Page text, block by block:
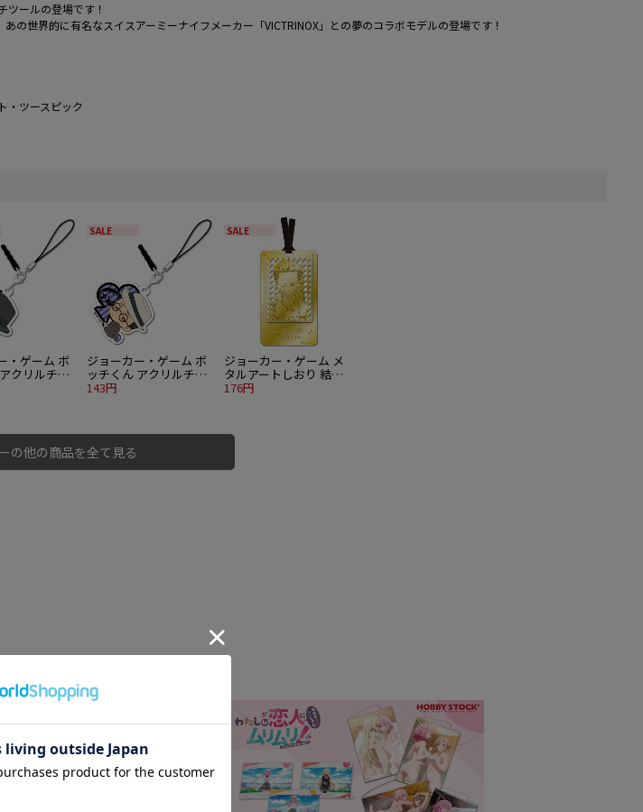
ツールの登場です！
の世界的に有名なスイスアーミーナイフメーカー「VICTRINOX」との夢のコラボモデルの登場です！
・ツースピック
・ゲーム ボ
クリルチャ
飛崎（小田
SALE
ジョーカー・ゲーム ボ
ッチくん アクリルチャ
ーム 第2弾 塩塚（福本）
143円
SALE
ジョーカー・ゲーム メ
タルアートしおり 結城
中佐
176円
の他の商品を全て見る